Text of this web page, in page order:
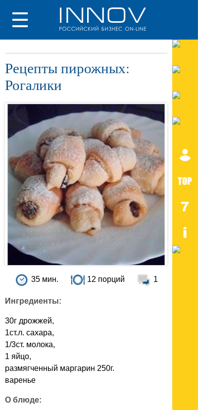
Рецепты пирожных:
Рогалики
35 мин. 12 порций 1
Ингредиенты:
30г дрожжей,
1ст.л. сахара,
1/3ст. молока,
1 яйцо,
размягченный маргарин 250г.
варенье
О блюде: